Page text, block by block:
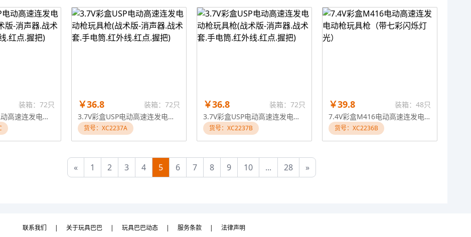
装箱：72只
3.7V彩盒USP电动高速连发电动枪玩具枪(战术版-消声器.战术套.手电筒.红外线.红点.握把)
￥36.8
装箱：72只
3.7V彩盒USP电动高速连发电动枪玩具枪(战术版-消声器.战术套.手电筒.红外线.红点.握把)
货号：XC2237A
￥36.8
装箱：72只
3.7V彩盒USP电动高速连发电动枪玩具枪(战术版-消声器.战术套.手电筒.红外线.红点.握把)
货号：XC2237B
￥39.8
装箱：48只
7.4V彩盒M416电动高速连发电动枪玩具枪（带七彩闪烁灯光）
货号：XC2236B
« 1 2 3 4 5 6 7 8 9 10 ... 28 »
联系我们 | 关于玩具巴巴 | 玩具巴巴动态 | 服务条款 |
法律声明